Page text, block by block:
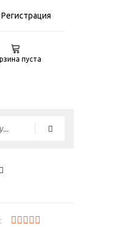
Регистрация
пуста